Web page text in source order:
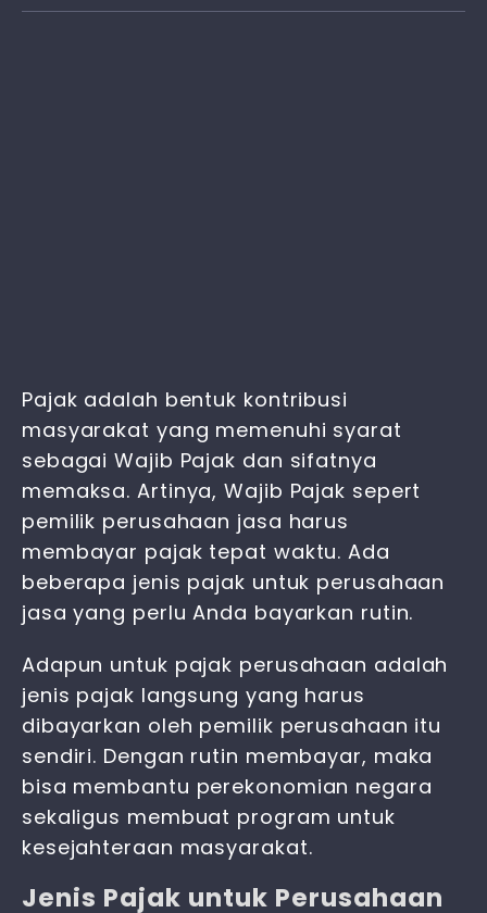
Pajak adalah bentuk kontribusi
masyarakat yang memenuhi syarat
sebagai Wajib Pajak dan sifatnya
memaksa. Artinya, Wajib Pajak sepert
pemilik perusahaan jasa harus
membayar pajak tepat waktu. Ada
beberapa jenis pajak untuk perusahaan
jasa yang perlu Anda bayarkan rutin.
Adapun untuk pajak perusahaan adalah
jenis pajak langsung yang harus
dibayarkan oleh pemilik perusahaan itu
sendiri. Dengan rutin membayar, maka
bisa membantu perekonomian negara
sekaligus membuat program untuk
kesejahteraan masyarakat.
Jenis Pajak untuk Perusahaan